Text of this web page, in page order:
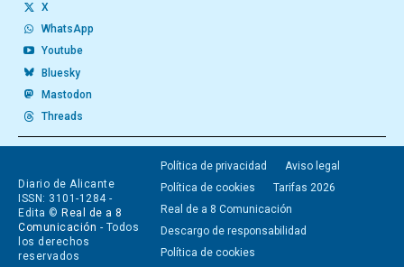
X
WhatsApp
Youtube
Bluesky
Mastodon
Threads
Diario de Alicante
ISSN: 3101-1284 -
Edita © Real de a 8
Comunicación - Todos
los derechos
reservados
Política de privacidad
Aviso legal
Política de cookies
Tarifas 2026
Real de a 8 Comunicación
Descargo de responsabilidad
Política de cookies